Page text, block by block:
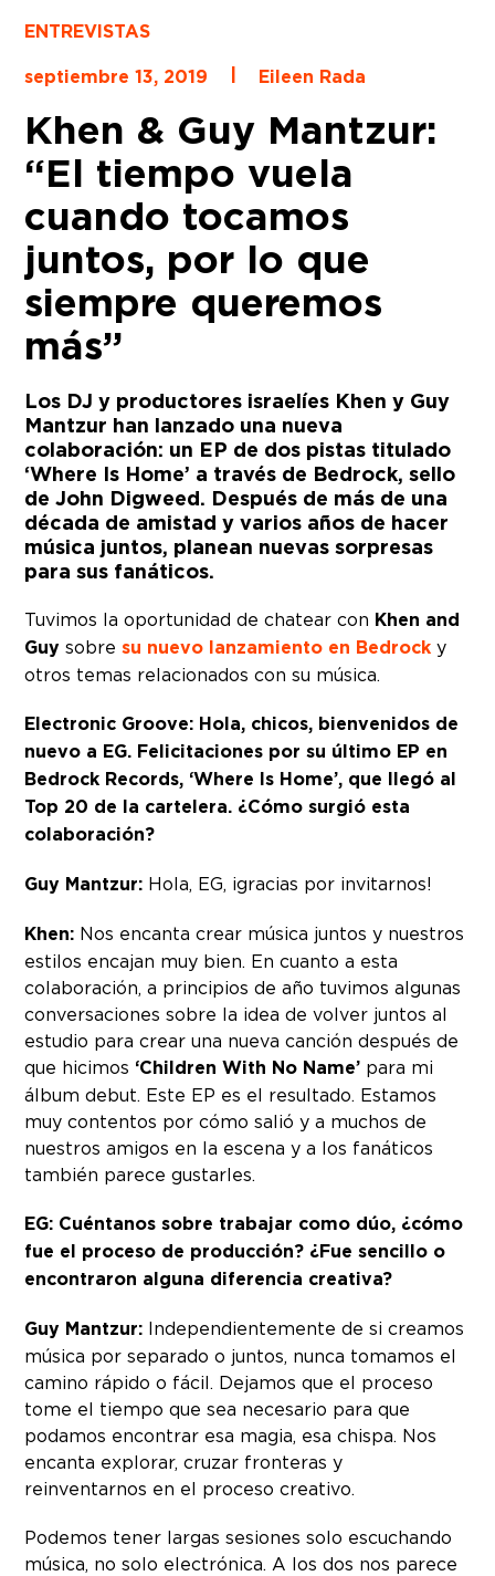
ENTREVISTAS
septiembre 13, 2019
Eileen Rada
Khen & Guy Mantzur:
“El tiempo vuela
cuando tocamos
juntos, por lo que
siempre queremos
más”
Los DJ y productores israelíes Khen y Guy
Mantzur han lanzado una nueva
colaboración: un EP de dos pistas titulado
‘Where Is Home’ a través de Bedrock, sello
de John Digweed. Después de más de una
década de amistad y varios años de hacer
música juntos, planean nuevas sorpresas
para sus fanáticos.
Tuvimos la oportunidad de chatear con Khen and
Guy sobresu nuevo lanzamiento en Bedrock y
otros temas relacionados con su música.
Electronic Groove: Hola, chicos, bienvenidos de
nuevo a EG. Felicitaciones por su último EP en
Bedrock Records, ‘Where Is Home’, que llegó al
Top 20 de la cartelera. ¿Cómo surgió esta
colaboración?
Guy Mantzur: Hola, EG, ¡gracias por invitarnos!
Khen: Nos encanta crear música juntos y nuestros
estilos encajan muy bien. En cuanto a esta
colaboración, a principios de año tuvimos algunas
conversaciones sobre la idea de volver juntos al
estudio para crear una nueva canción después de
que hicimos ‘Children With No Name’ para mi
álbum debut. Este EP es el resultado. Estamos
muy contentos por cómo salió y a muchos de
nuestros amigos en la escena y a los fanáticos
también parece gustarles.
EG: Cuéntanos sobre trabajar como dúo, ¿cómo
fue el proceso de producción? ¿Fue sencillo o
encontraron alguna diferencia creativa?
Guy Mantzur: Independientemente de si creamos
música por separado o juntos, nunca tomamos el
camino rápido o fácil. Dejamos que el proceso
tome el tiempo que sea necesario para que
podamos encontrar esa magia, esa chispa. Nos
encanta explorar, cruzar fronteras y
reinventarnos en el proceso creativo.
Podemos tener largas sesiones solo escuchando
música, no solo electrónica. A los dos nos parece